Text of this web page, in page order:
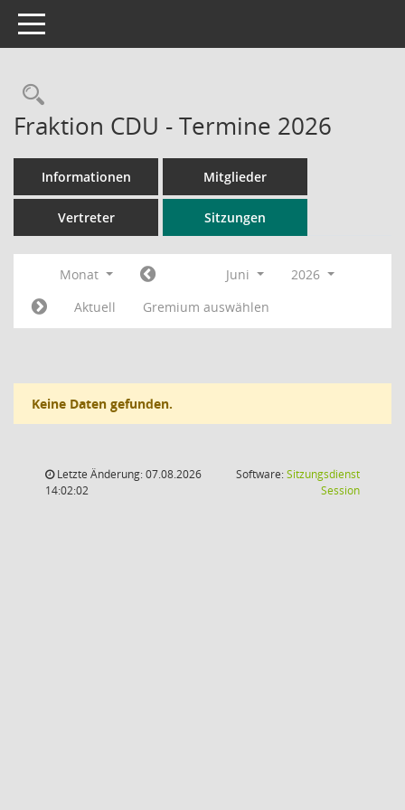
Toggle navigation
Rechercheauswahl
Fraktion CDU - Termine 2026
Informationen Mitglieder
Vertreter Sitzungen
Monat Juni
2026
Aktuell
Gremium auswählen
Keine Daten gefunden.
Letzte Änderung: 07.08.2026
14:02:02
Software:Sitzungsdienst
Session(Wird in